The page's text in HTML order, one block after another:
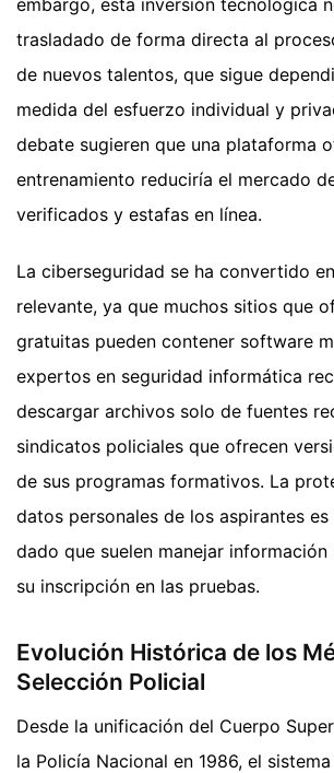
embargo, esta inversión tecnológica
trasladado de forma directa al
de nuevos talentos, que sigue
medida del esfuerzo individual y
debate sugieren que una plataforma
entrenamiento reduciría el mercado
verificados y estafas en línea.
La ciberseguridad se ha convertido
relevante, ya que muchos sitios que
gratuitas pueden contener software
expertos en seguridad informática
descargar archivos solo de fuentes
sindicatos policiales que ofrecen
de sus programas formativos. La
datos personales de los aspirantes
dado que suelen manejar información
su inscripción en las pruebas.
Evolución Histórica de los
Selección Policial
Desde la unificación del Cuerpo
la Policía Nacional en 1986, el